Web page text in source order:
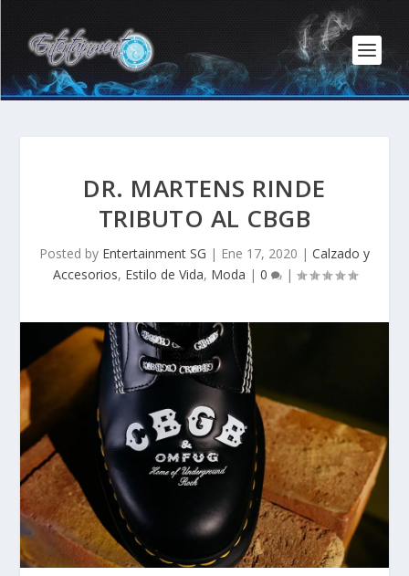
DR. MARTENS RINDE
TRIBUTO AL CBGB
Posted by Entertainment SG | Ene 17, 2020 | Calzado y
Accesorios, Estilo de Vida, Moda | 0 |